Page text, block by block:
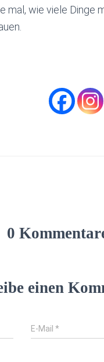
mal, wie viele Dinge
0
einen
E-Mail*